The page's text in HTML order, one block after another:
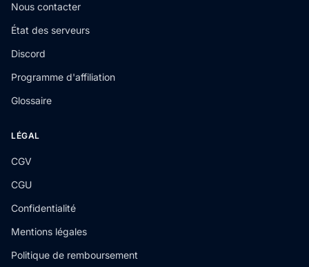
Nous contacter
État des serveurs
Discord
Programme d'affiliation
Glossaire
LÉGAL
CGV
CGU
Confidentialité
Mentions légales
Politique de remboursement